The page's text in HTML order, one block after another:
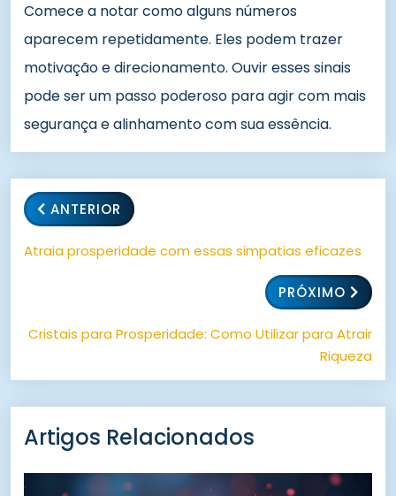
Comece a notar como alguns números
aparecem repetidamente. Eles podem trazer
motivação e direcionamento. Ouvir esses sinais
pode ser um passo poderoso para agir com mais
segurança e alinhamento com sua essência.
ANTERIOR
Atraia prosperidade com essas simpatias eficazes
PRÓXIMO
Cristais para Prosperidade: Como Utilizar para Atrair
Riqueza
Artigos Relacionados